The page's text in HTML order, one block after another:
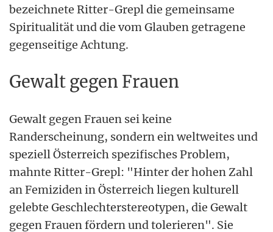
bezeichnete Ritter-Grepl die gemeinsame
Spiritualität und die vom Glauben getragene
gegenseitige Achtung.
Gewalt gegen Frauen
Gewalt gegen Frauen sei keine
Randerscheinung, sondern ein weltweites und
speziell Österreich spezifisches Problem,
mahnte Ritter-Grepl: "Hinter der hohen Zahl
an Femiziden in Österreich liegen kulturell
gelebte Geschlechterstereotypen, die Gewalt
gegen Frauen fördern und tolerieren". Sie